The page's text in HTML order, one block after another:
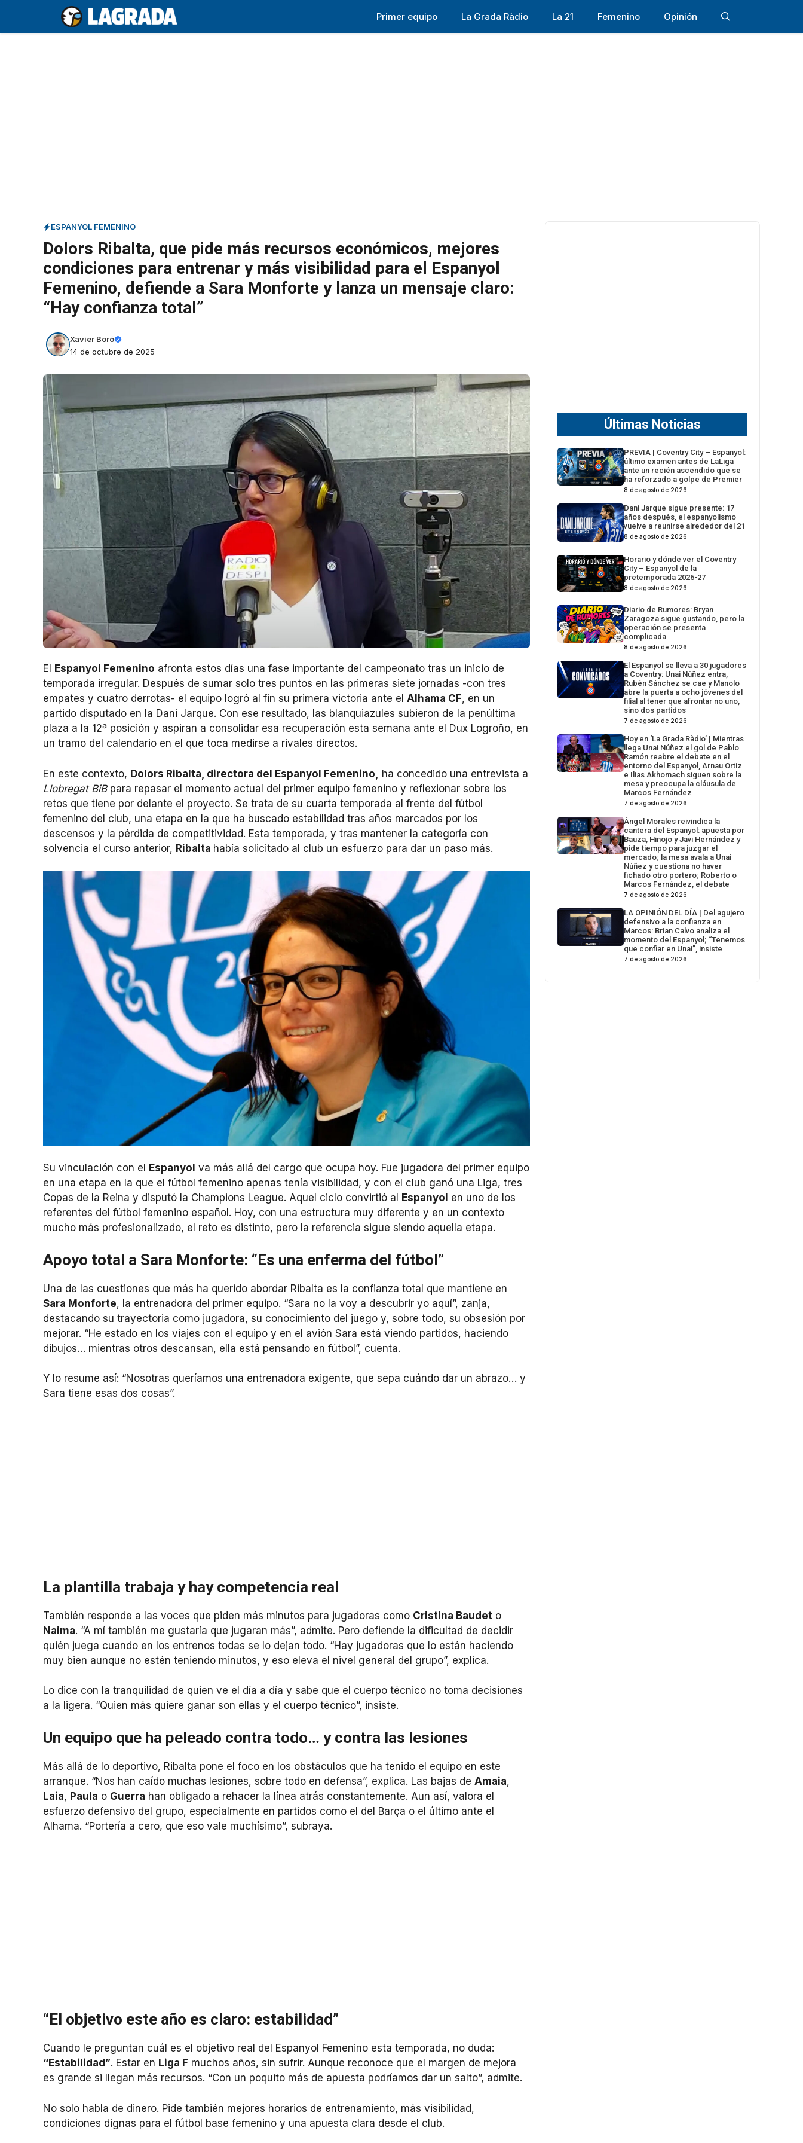
contenido
Primer equipo La Grada Ràdio La 21 Femenino Opinión
ESPANYOL FEMENINO
Dolors Ribalta, que pide más recursos económicos, mejores
condiciones para entrenar y más visibilidad para el Espanyol
Femenino, defiende a Sara Monforte y lanza un mensaje claro:
“Hay confianza total”
Xavier Boró
14 de octubre de 2025
El Espanyol Femenino afronta estos días una fase importante del campeonato tras un inicio de
temporada irregular. Después de sumar solo tres puntos en las primeras siete jornadas -con tres
empates y cuatro derrotas- el equipo logró al fin su primera victoria ante el Alhama CF, en un
partido disputado en la Dani Jarque. Con ese resultado, las blanquiazules subieron de la penúltima
plaza a la 12ª posición y aspiran a consolidar esa recuperación esta semana ante el Dux Logroño, en
un tramo del calendario en el que toca medirse a rivales directos.
En este contexto, Dolors Ribalta, directora del Espanyol Femenino,
ha concedido una entrevista a
Llobregat BiB para repasar el momento actual del primer equipo femenino y reflexionar sobre los
retos que tiene por delante el proyecto. Se trata de su cuarta temporada al frente del fútbol
femenino del club, una etapa en la que ha buscado estabilidad tras años marcados por los
descensos y la pérdida de competitividad. Esta temporada, y tras mantener la categoría con
solvencia el curso anterior, Ribalta había solicitado al club un esfuerzo para dar un paso más.
Su vinculación con el Espanyol va más allá del cargo que ocupa hoy. Fue jugadora del primer equipo
en una etapa en la que el fútbol femenino apenas tenía visibilidad, y con el club ganó una Liga, tres
Copas de la Reina y disputó la Champions League. Aquel ciclo convirtió al
Espanyol en uno de los
referentes del fútbol femenino español. Hoy, con una estructura muy diferente y en un contexto
mucho más profesionalizado, el reto es distinto, pero la referencia sigue siendo aquella etapa.
Apoyo total a Sara Monforte: “Es una enferma del fútbol”
Una de las cuestiones que más ha querido abordar Ribalta es la confianza total que mantiene en
Sara Monforte, la entrenadora del primer equipo. “Sara no la voy a descubrir yo aquí”, zanja,
destacando su trayectoria como jugadora, su conocimiento del juego y, sobre todo, su obsesión por
mejorar. “He estado en los viajes con el equipo y en el avión Sara está viendo partidos, haciendo
dibujos… mientras otros descansan, ella está pensando en fútbol”, cuenta.
Y lo resume así: “Nosotras queríamos una entrenadora exigente, que sepa cuándo dar un abrazo… y
Sara tiene esas dos cosas”.
La plantilla trabaja y hay competencia real
También responde a las voces que piden más minutos para jugadoras como Cristina Baudet o
Naima. “A mí también me gustaría que jugaran más”, admite. Pero defiende la dificultad de decidir
quién juega cuando en los entrenos todas se lo dejan todo. “Hay jugadoras que lo están haciendo
muy bien aunque no estén teniendo minutos, y eso eleva el nivel general del grupo”, explica.
Lo dice con la tranquilidad de quien ve el día a día y sabe que el cuerpo técnico no toma decisiones
a la ligera. “Quien más quiere ganar son ellas y el cuerpo técnico”, insiste.
Un equipo que ha peleado contra todo… y contra las lesiones
Más allá de lo deportivo, Ribalta pone el foco en los obstáculos que ha tenido el equipo en este
arranque. “Nos han caído muchas lesiones, sobre todo en defensa”, explica. Las bajas de Amaia,
Laia, Paula o Guerra han obligado a rehacer la línea atrás constantemente. Aun así, valora el
esfuerzo defensivo del grupo, especialmente en partidos como el del Barça o el último ante el
Alhama. “Portería a cero, que eso vale muchísimo”, subraya.
“El objetivo este año es claro: estabilidad”
Cuando le preguntan cuál es el objetivo real del Espanyol Femenino esta temporada, no duda:
“Estabilidad”. Estar en Liga F muchos años, sin sufrir. Aunque reconoce que el margen de mejora
es grande si llegan más recursos. “Con un poquito más de apuesta podríamos dar un salto”, admite.
No solo habla de dinero. Pide también mejores horarios de entrenamiento, más visibilidad,
condiciones dignas para el fútbol base femenino y una apuesta clara desde el club.
Últimas Noticias
PREVIA | Coventry City – Espanyol:
último examen antes de LaLiga
ante un recién ascendido que se
ha reforzado a golpe de Premier
8 de agosto de 2026
Dani Jarque sigue presente: 17
años después, el espanyolismo
vuelve a reunirse alrededor del 21
8 de agosto de 2026
Horario y dónde ver el Coventry
City – Espanyol de la
pretemporada 2026-27
8 de agosto de 2026
Diario de Rumores: Bryan
Zaragoza sigue gustando, pero la
operación se presenta
complicada
8 de agosto de 2026
El Espanyol se lleva a 30 jugadores
a Coventry: Unai Núñez entra,
Rubén Sánchez se cae y Manolo
abre la puerta a ocho jóvenes del
filial al tener que afrontar no uno,
sino dos partidos
7 de agosto de 2026
Hoy en ‘La Grada Ràdio’ | Mientras
llega Unai Núñez el gol de Pablo
Ramón reabre el debate en el
entorno del Espanyol, Arnau Ortiz
e Ilias Akhomach siguen sobre la
mesa y preocupa la cláusula de
Marcos Fernández
7 de agosto de 2026
Ángel Morales reivindica la
cantera del Espanyol: apuesta por
Bauza, Hinojo y Javi Hernández y
pide tiempo para juzgar el
mercado; la mesa avala a Unai
Núñez y cuestiona no haver
fichado otro portero; Roberto o
Marcos Fernández, el debate
7 de agosto de 2026
LA OPINIÓN DEL DÍA | Del agujero
defensivo a la confianza en
Marcos: Brian Calvo analiza el
momento del Espanyol; “Tenemos
que confiar en Unai”, insiste
7 de agosto de 2026